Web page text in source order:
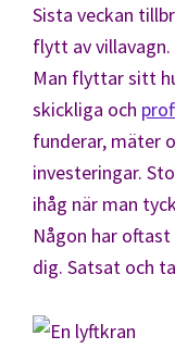
Sista veckan
flytt av
Man flyttar sitt
skickliga och
funderar, mäter
investeringar.
ihåg när man
Någon har
dig. Satsat och